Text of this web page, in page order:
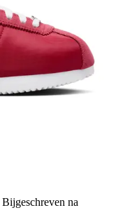
Bijgeschreven na